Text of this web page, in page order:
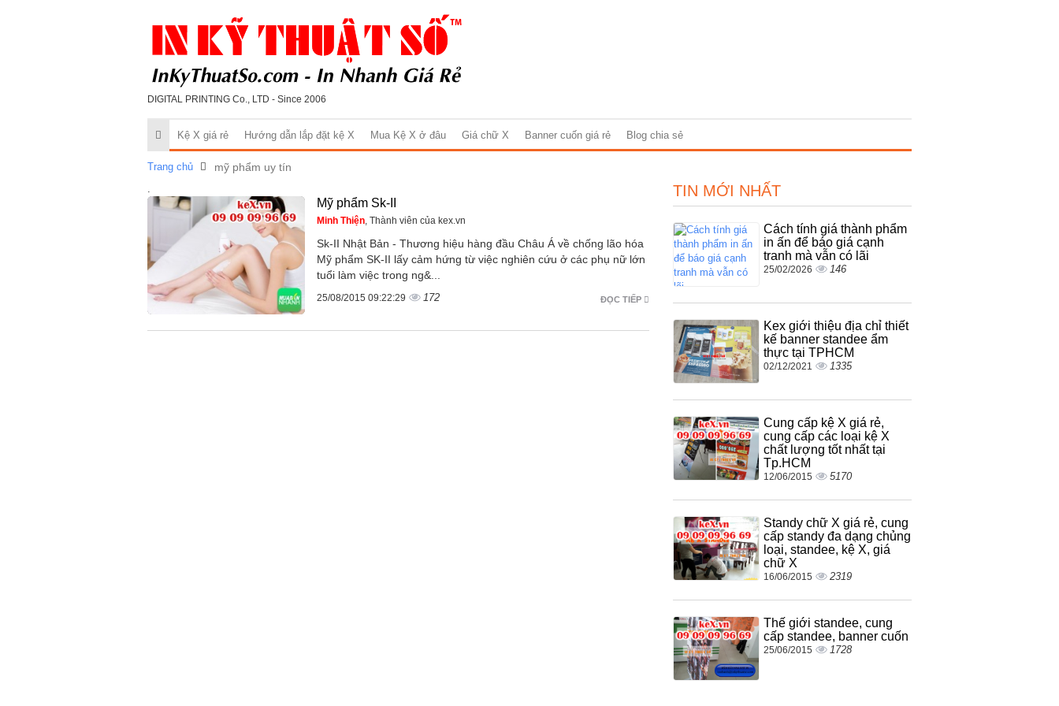
DIGITAL PRINTING Co., LTD - Since 2006
Kệ X giá rẻ Hướng dẫn lắp đặt kệ X Mua Kệ X ở đâu Giá chữ X Banner cuốn giá rẻ Blog chia sẻ
Trang chủ mỹ phẩm uy tín
Mỹ phẩm Sk-II
Minh Thiện , Thành viên của kex.vn
Sk-II Nhật Bản - Thương hiệu hàng đầu Châu Á về chống lão hóa
Mỹ phẩm SK-II lấy cảm hứng từ việc nghiên cứu ở các phụ nữ lớn
tuổi làm việc trong ng&...
ĐỌC TIẾP
25/08/2015 09:22:29 172
TIN MỚI NHẤT
Cách tính giá thành phẩm
in ấn để báo giá cạnh
tranh mà vẫn có lãi
25/02/2026 146
Kex giới thiệu địa chỉ thiết
kế banner standee ẩm
thực tại TPHCM
02/12/2021 1335
Cung cấp kệ X giá rẻ,
cung cấp các loại kệ X
chất lượng tốt nhất tại
Tp.HCM
12/06/2015 5170
Standy chữ X giá rẻ, cung
cấp standy đa dạng chủng
loại, standee, kệ X, giá
chữ X
16/06/2015 2319
Thế giới standee, cung
cấp standee, banner cuốn
25/06/2015 1728